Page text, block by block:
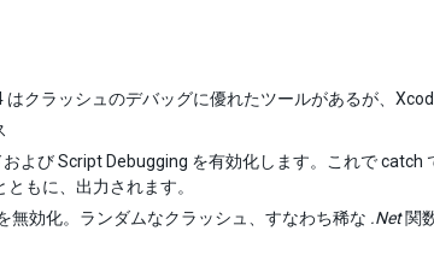
クラッシュのデバッグに優れたツールがあるが、
よび Script Debugging を有効化します。これで catch
もに、出力されます。
無効化。ランダムなクラッシュ、すなわち稀な .Net関